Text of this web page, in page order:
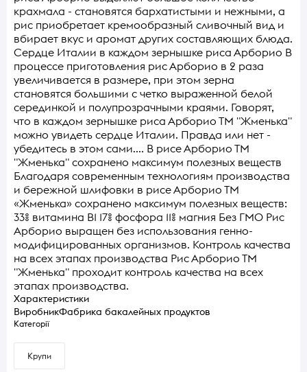
крахмала - становятся бархатистыми и нежными, а
рис приобретает кремообразный сливочный вид и
вбирает вкус и аромат других составляющих блюда.
Сердце Италии в каждом зернышке риса Арборио В
процессе приготовления рис Арборио в 2 раза
увеличивается в размере, при этом зерна
становятся большими с четко выраженной белой
серединкой и полупрозрачными краями. Говорят,
что в каждом зернышке риса Арборио ТМ "Жменька"
можно увидеть сердце Италии. Правда или нет -
убедитесь в этом сами.... В рисе Арборио ТМ
"Жменька" сохранено максимум полезных веществ
Благодаря современным технологиям производства
и бережной шлифовки в рисе Арборио ТМ
«Жменька» сохранено максимум полезных веществ:
33% витамина В1 17% фосфора 11% магния Без ГМО Рис
Арборио выращен без использования генно-
модифицированных организмов. Контроль качества
на всех этапах производства Рис Арборио ТМ
"Жменька" проходит контроль качества на всех
этапах производства.
Характеристики
ВиробникФабрика бакалейных продуктов
Категорії
Крупи